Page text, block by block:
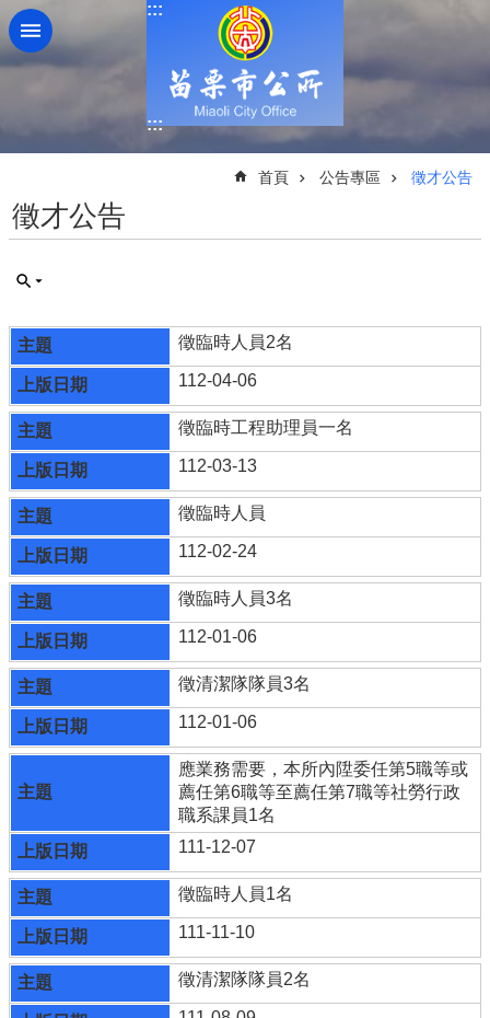
跳到主要內容區塊
:::
:::
首頁 公告專區 徵才公告
徵才公告
徵臨時人員2名
112-04-06
徵臨時工程助理員一名
112-03-13
徵臨時人員
112-02-24
徵臨時人員3名
112-01-06
徵清潔隊隊員3名
112-01-06
應業務需要，本所內陞委任第5職等或
薦任第6職等至薦任第7職等社勞行政
職系課員1名
111-12-07
徵臨時人員1名
111-11-10
徵清潔隊隊員2名